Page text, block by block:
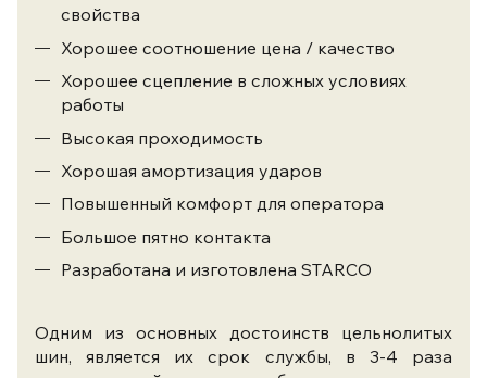
свойства
Хорошее соотношение цена / качество
Хорошее сцепление в сложных условиях
работы
Высокая проходимость
Хорошая амортизация ударов
Повышенный комфорт для оператора
Большое пятно контакта
Разработана и изготовлена STARCO
Одним из основных достоинств цельнолитых
шин, является их срок службы, в 3-4 раза